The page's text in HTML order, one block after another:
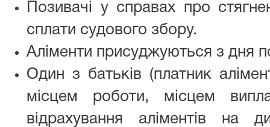
Позивачі у справах про
сплати судового збору.
Аліменти присуджуються з дня
Один з батьків (платник
місцем роботи, місцем
відрахування аліментів на